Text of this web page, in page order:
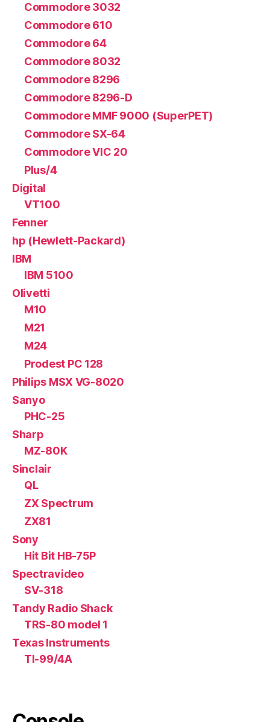
Commodore 3032
Commodore 610
Commodore 64
Commodore 8032
Commodore 8296
Commodore 8296-D
Commodore MMF 9000 (SuperPET)
Commodore SX-64
Commodore VIC 20
Plus/4
Digital
VT100
Fenner
hp (Hewlett-Packard)
IBM
IBM 5100
Olivetti
M10
M21
M24
Prodest PC 128
Philips MSX VG-8020
Sanyo
PHC-25
Sharp
MZ-80K
Sinclair
QL
ZX Spectrum
ZX81
Sony
Hit Bit HB-75P
Spectravideo
SV-318
Tandy Radio Shack
TRS-80 model 1
Texas Instruments
TI-99/4A